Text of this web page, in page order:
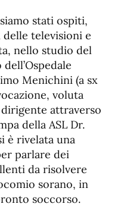
fuente
de
fuente.
stati ospiti,
delle televisioni e
nello studio del
Menichini (a sx
voluta
attraverso
della ASL Dr.
è rivelata una
parlare dei
da risolvere
sorano, in
soccorso.